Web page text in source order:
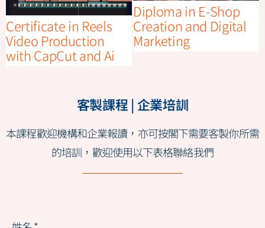
Diploma in E-Shop
Creation and Digital
Marketing
Certificate in Reels
Video Production
with CapCut and Ai
客製課程 | 企業培訓
本課程歡迎機構和企業報讀，亦可按閣下需要客製你所需
的培訓，歡迎使用以下表格聯絡我們